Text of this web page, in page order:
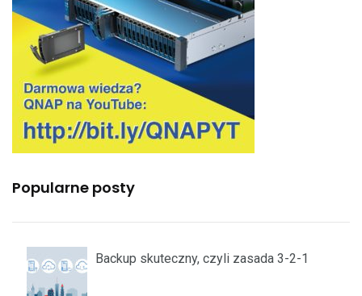
Popularne posty
Backup skuteczny, czyli zasada 3-2-1